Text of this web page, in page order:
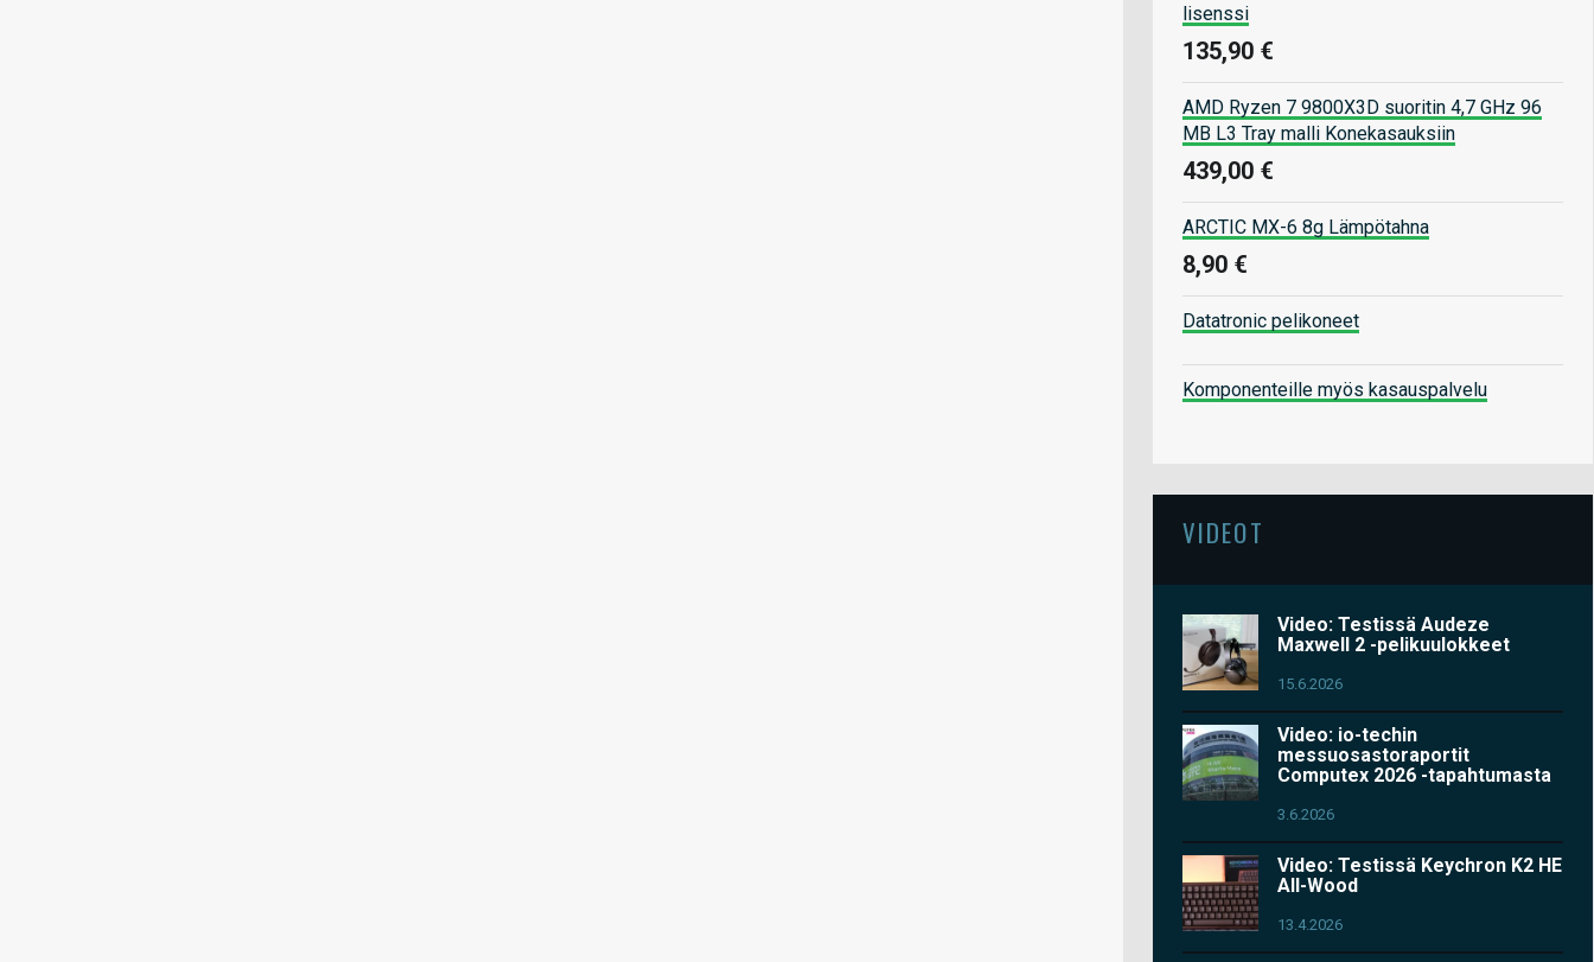
lisenssi
135,90 €
AMD Ryzen 7 9800X3D suoritin 4,7 GHz 96
MB L3 Tray malli Konekasauksiin
439,00 €
ARCTIC MX-6 8g Lämpötahna
8,90 €
Datatronic pelikoneet
Komponenteille myös kasauspalvelu
VIDEOT
Video: Testissä Audeze
Maxwell 2 -pelikuulokkeet
15.6.2026
Video: io-techin
messuosastoraportit
Computex 2026 -tapahtumasta
3.6.2026
Video: Testissä Keychron K2 HE
All-Wood
13.4.2026